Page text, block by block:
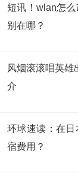
短讯！wlan怎
别在哪？
风烟滚滚唱英雄
介
环球速读：在
宿费用？